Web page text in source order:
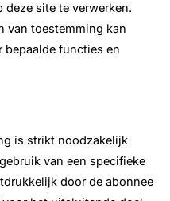
deze site te verwerken.
van toestemming kan
bepaalde functies en
is strikt noodzakelijk
van een specifieke
door de abonnee